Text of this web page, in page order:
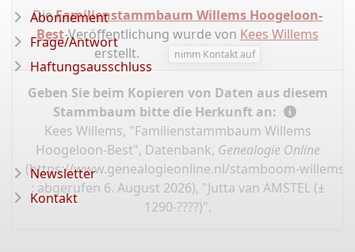
DieFamilienstammbaum Willems Hoogeloon-
Best-Veröffentlichung wurde von Kees Willems
erstellt.
nimm Kontakt auf
Geben Sie beim Kopieren von Daten aus diesem
Stammbaum bitte die Herkunft an:
Kees Willems, "Familienstammbaum Willems
Hoogeloon-Best", Datenbank, Genealogie Online
(https://www.genealogieonline.nl/stamboom-willems-
: abgerufen 6. August 2026), "Jutta van AMSTEL (±
1290-????)".
Abonnement
Frage/Antwort
Haftungsausschluss
Newsletter
Kontakt